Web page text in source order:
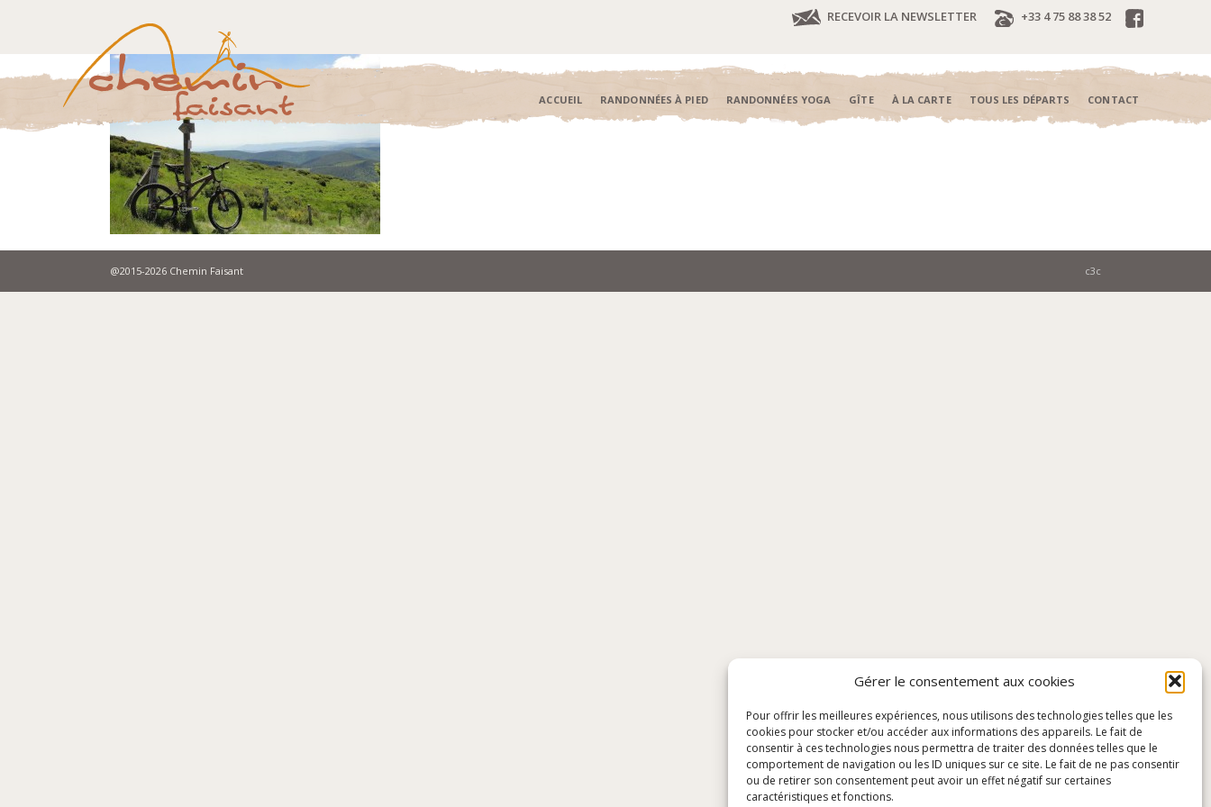
Gérer le consentement aux cookies
Pour offrir les meilleures expériences, nous utilisons des technologies telles que les
cookies pour stocker et/ou accéder aux informations des appareils. Le fait de
consentir à ces technologies nous permettra de traiter des données telles que le
comportement de navigation ou les ID uniques sur ce site. Le fait de ne pas consentir
ou de retirer son consentement peut avoir un effet négatif sur certaines
caractéristiques et fonctions.
RECEVOIR LA NEWSLETTER +33 4 75 88 38 52
ACCUEIL RANDONNÉES À PIED RANDONNÉES YOGA GÎTE À LA CARTE TOUS LES DÉPARTS CONTACT
@2015-2026 Chemin Faisant c3c